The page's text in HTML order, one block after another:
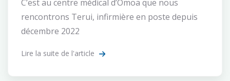
C’est au centre médical d’Omoa que nous
rencontrons Terui, infirmière en poste depuis
décembre 2022
Lire la suite de l'article